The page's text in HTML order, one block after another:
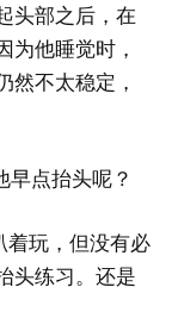
头部之后，在
为他睡觉时，
然不太稳定，
点抬头呢？
玩，但没有必
头练习。还是